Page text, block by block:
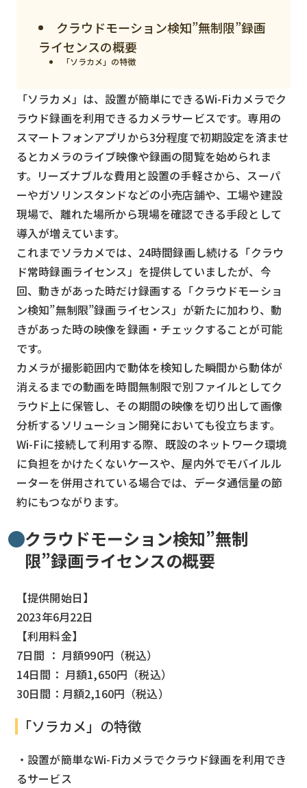
ロボット
スマート物流
ニュース
デジタルサイネージ
カメラ
Wi-Fi
SaaS
AI
おすすめ
SIM
スマホ
リセット
検索する
クラウドモーション検知”無制限”録画
ライセンスの概要
「ソラカメ」の特徴
「ソラカメ」は、設置が簡単にできるWi-Fiカメラでク
ラウド録画を利用できるカメラサービスです。専用の
スマートフォンアプリから3分程度で初期設定を済ませ
るとカメラのライブ映像や録画の閲覧を始められま
す。リーズナブルな費用と設置の手軽さから、スーパ
ーやガソリンスタンドなどの小売店舗や、工場や建設
現場で、離れた場所から現場を確認できる手段として
導入が増えています。
これまでソラカメでは、24時間録画し続ける「クラウ
ド常時録画ライセンス」を提供していましたが、今
回、動きがあった時だけ録画する「クラウドモーショ
ン検知”無制限”録画ライセンス」が新たに加わり、動
きがあった時の映像を録画・チェックすることが可能
です。
カメラが撮影範囲内で動体を検知した瞬間から動体が
消えるまでの動画を時間無制限で別ファイルとしてク
ラウド上に保管し、その期間の映像を切り出して画像
分析するソリューション開発においても役立ちます。
Wi-Fiに接続して利用する際、既設のネットワーク環境
に負担をかけたくないケースや、屋内外でモバイルル
ーターを併用されている場合では、データ通信量の節
約にもつながります。
クラウドモーション検知”無制
限”録画ライセンスの概要
【提供開始日】
2023年6月22日
【利用料金】
7日間 ： 月額990円（税込）
14日間： 月額1,650円（税込）
30日間：月額2,160円（税込）
「ソラカメ」の特徴
・設置が簡単なWi-Fiカメラでクラウド録画を利用でき
るサービス